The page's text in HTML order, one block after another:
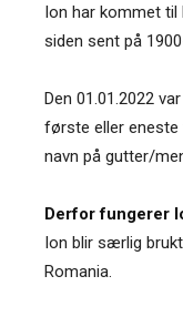
Ion har kommet til
siden sent på
Den 01.01.2022
første eller eneste
navn på gutter/
Derfor fungerer
Ion blir særlig
Romania.